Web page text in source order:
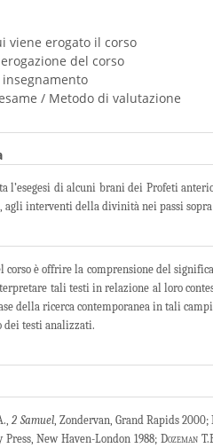
viene erogato il corso
del corso
/ Metodo di valutazione
l’esegesi di alcuni brani dei Profeti
agli interventi della divinità nei passi
corso è offrire la comprensione del
tali testi in relazione al loro
della ricerca contemporanea in tali
dei testi analizzati.
2 Samuel, Zondervan, Grand Rapids 2000;
New Haven-London 1988; Dozeman